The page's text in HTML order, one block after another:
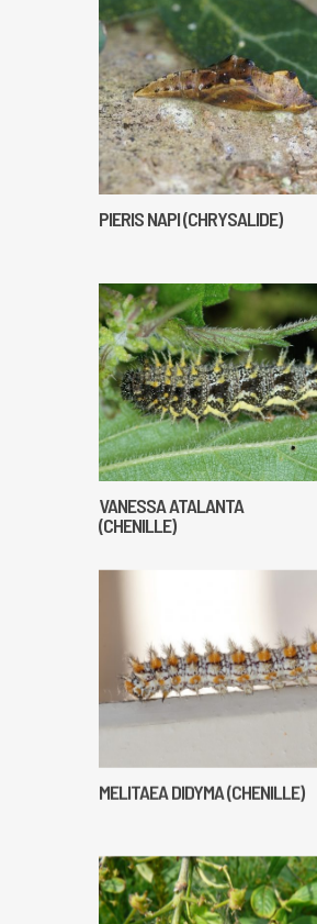
PIERIS NAPI (CHRYSALIDE)
VANESSA ATALANTA
(CHENILLE)
MELITAEA DIDYMA (CHENILLE)